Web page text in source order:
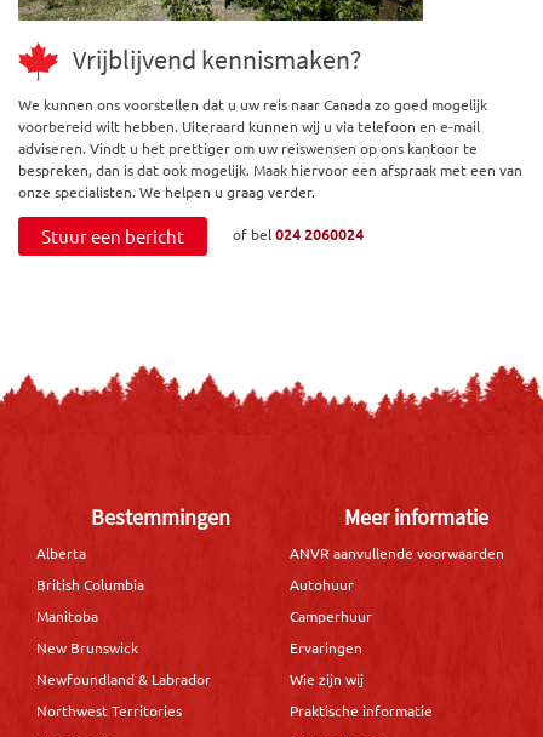
Vrijblijvend kennismaken?
We kunnen ons voorstellen dat u uw reis naar Canada zo goed mogelijk
voorbereid wilt hebben. Uiteraard kunnen wij u via telefoon en e-mail
adviseren. Vindt u het prettiger om uw reiswensen op ons kantoor te
bespreken, dan is dat ook mogelijk. Maak hiervoor een afspraak met een van
onze specialisten. We helpen u graag verder.
Stuur een bericht of bel024 2060024
Bestemmingen
Alberta
British Columbia
Manitoba
New Brunswick
Newfoundland & Labrador
Northwest Territories
Meer informatie
ANVR aanvullende voorwaarden
Autohuur
Camperhuur
Ervaringen
Wie zijn wij
Praktische informatie